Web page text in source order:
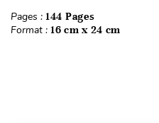
Pages : 144 Pages
Format : 16 cm x 24 cm